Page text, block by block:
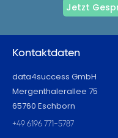
Jetzt
Kontaktdaten
data4success GmbH
Mergenthalerallee 75
65760 Eschborn
+49 6196 771-5787